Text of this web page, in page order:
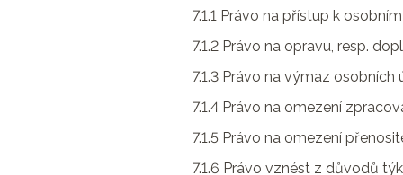
7.1.1 Právo na přístup k
7.1.2 Právo na opravu, resp.
7.1.3 Právo na výmaz osobních
7.1.4 Právo na omezení
7.1.5 Právo na omezení
7.1.6 Právo vznést z důvodů